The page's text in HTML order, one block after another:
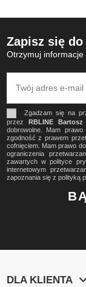
Zapisz się
Otrzymuj
Zgadzam się na
przez RBLINE Bartosz
dobrowolne. Mam
zgodność z prawem
cofnięciem. Mam prawo
ograniczenia
zawartych w polityce
internetowym
zapoznania się z polityką
DLA KLIENTA